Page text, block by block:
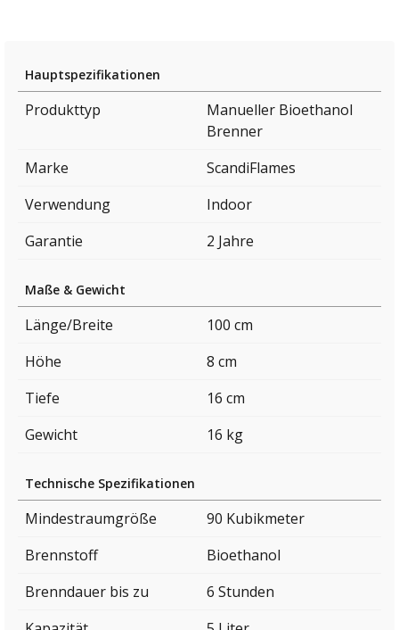
Hauptspezifikationen
Produkttyp
Manueller Bioethanol
Brenner
Marke
ScandiFlames
Verwendung
Indoor
Garantie
2 Jahre
Maße & Gewicht
Länge/Breite
100 cm
Höhe
8 cm
Tiefe
16 cm
Gewicht
16 kg
Technische Spezifikationen
Mindestraumgröße
90 Kubikmeter
Brennstoff
Bioethanol
Brenndauer bis zu
6 Stunden